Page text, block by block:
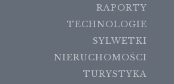
RAPORTY
TECHNOLOGIE
SYLWETKI
NIERUCHOMOŚCI
TURYSTYKA